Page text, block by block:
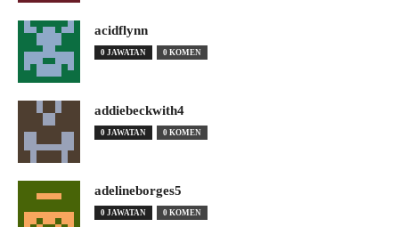
acidflynn
0 JAWATAN 0 KOMEN
addiebeckwith4
0 JAWATAN 0 KOMEN
adelineborges5
0 JAWATAN 0 KOMEN